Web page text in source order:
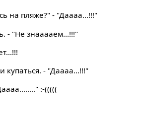
на пляже?" - "Даааа...!!!"
- "Не знааааем...!!!"
- "Даааа...!!!"
:-(((((